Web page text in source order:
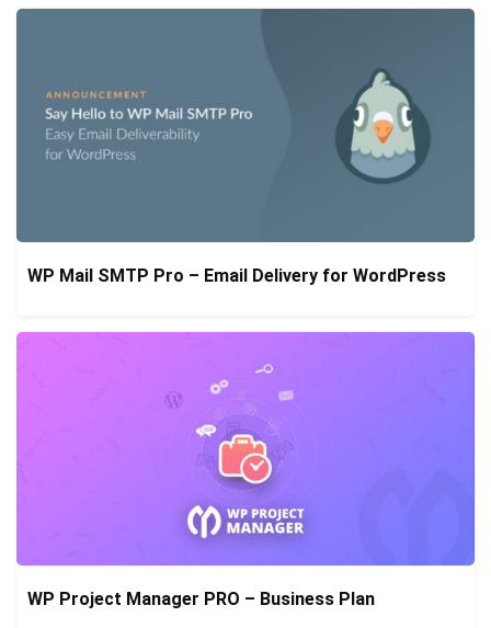
WP Mail SMTP Pro – Email Delivery for WordPress
WP Project Manager PRO – Business Plan